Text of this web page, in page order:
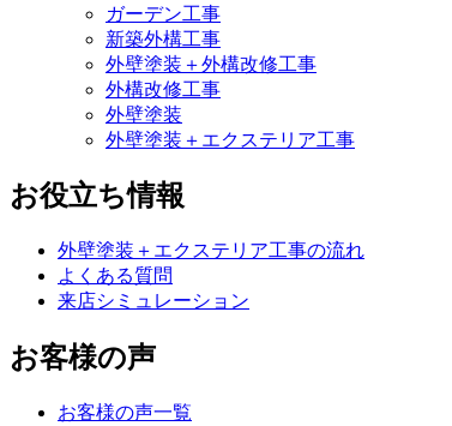
ガーデン工事
新築外構工事
外壁塗装＋外構改修工事
外構改修工事
外壁塗装
外壁塗装＋エクステリア工事
お役立ち情報
外壁塗装＋エクステリア工事の流れ
よくある質問
来店シミュレーション
お客様の声
お客様の声一覧